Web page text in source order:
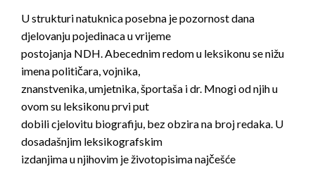
U strukturi natuknica posebna je pozornost dana
djelovanju pojedinaca u vrijeme
postojanja NDH. Abecednim redom u leksikonu se nižu
imena političara, vojnika,
znanstvenika, umjetnika, športaša i dr. Mnogi od njih u
ovom su leksikonu prvi put
dobili cjelovitu biografiju, bez obzira na broj redaka. U
dosadašnjim leksikografskim
izdanjima u njihovim je životopisima najčešće